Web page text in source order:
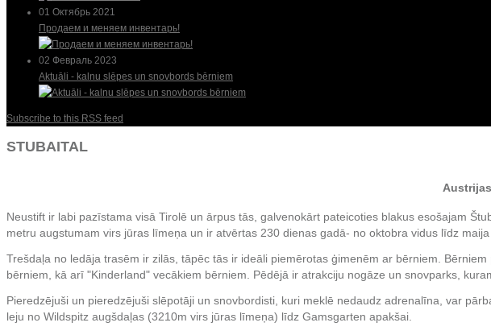
01 Октябрь 2021
Продаем и меняем инвентарь!
02 Февраль 2023
Aktuāli - kalnu slēpes un snovbords bērniem
Subscribe to this RSS feed
STUBAITAL
Neustift ir labi pazīstama visā Tirolē un ārpus tās, galvenokārt pateicoties blakus esošajam
metru augstumam virs jūras līmeņa un ir atvērtas 230 dienas gadā- no oktobra vidus līdz maija
Trešdaļa no ledāja trasēm ir zilās, tāpēc tās ir ideāli piemērotas ģimenēm ar bērniem.
bērniem, kā arī "Kinderland" vecākiem bērniem. Pēdējā ir atrakciju nogāze un snovparks,
Pieredzējuši un pieredzējuši slēpotāji un snovbordisti, kuri meklē nedaudz adrenalīna, var
leju no Wildspitz augšdaļas (3210m virs jūras līmeņa) līdz Gamsgarten apakšai.